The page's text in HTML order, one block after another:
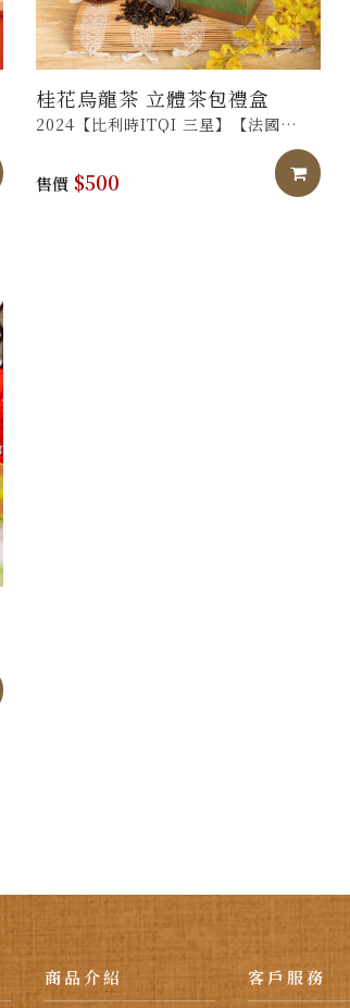
加入購物車
桂花烏龍茶 立體茶包禮盒
2024【比利時ITQI 三星】【法國
牌】
售價 $500 加
加入購物車
商品介紹 客戶服務